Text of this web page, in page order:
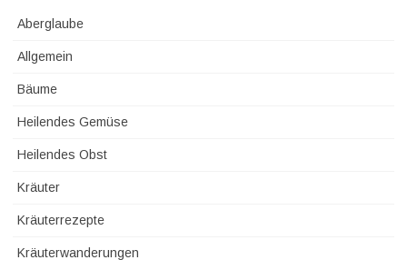
Aberglaube
Allgemein
Bäume
Heilendes Gemüse
Heilendes Obst
Kräuter
Kräuterrezepte
Kräuterwanderungen